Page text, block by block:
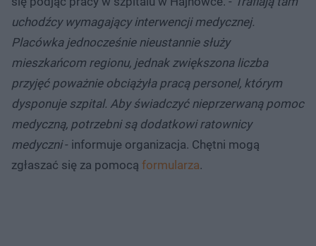
uchodźcy wymagający interwencji medycznej.
Placówka jednocześnie nieustannie służy
mieszkańcom regionu, jednak zwiększona liczba
przyjęć poważnie obciążyła pracą personel, którym
dysponuje szpital. Aby świadczyć nieprzerwaną pomoc
medyczną, potrzebni są dodatkowi ratownicy
medyczni- informuje organizacja. Chętni mogą
zgłaszać się za pomocą formularza.